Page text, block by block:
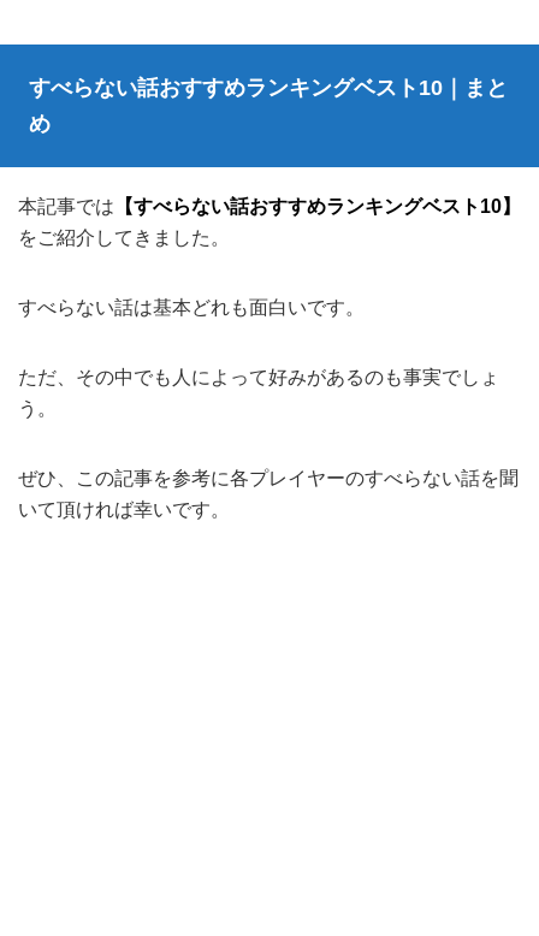
すべらない話おすすめランキングベスト10｜まと
め
本記事では 【すべらない話おすすめランキングベスト10】
をご紹介してきました。
すべらない話は基本どれも面白いです。
ただ、その中でも人によって好みがあるのも事実でしょ
う。
ぜひ、この記事を参考に各プレイヤーのすべらない話を聞
いて頂ければ幸いです。